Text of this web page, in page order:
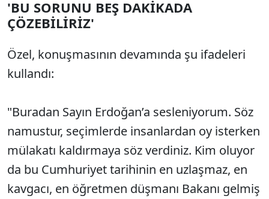
'BU SORUNU BEŞ DAKİKADA
ÇÖZEBİLİRİZ'
Özel, konuşmasının devamında şu ifadeleri
kullandı:
"Buradan Sayın Erdoğan’a sesleniyorum. Söz
namustur, seçimlerde insanlardan oy isterken
mülakatı kaldırmaya söz verdiniz. Kim oluyor
da bu Cumhuriyet tarihinin en uzlaşmaz, en
kavgacı, en öğretmen düşmanı Bakanı gelmiş